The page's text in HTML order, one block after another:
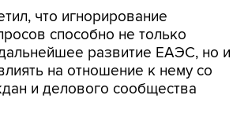
что игнорирование
способно не только
развитие ЕАЭС, но и
на отношение к нему со
и делового сообщества